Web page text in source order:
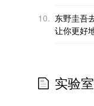
10. 东野圭吾
让你更好
实验